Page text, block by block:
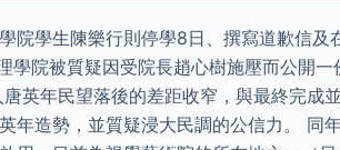
院學生陳樂行則停學8日、撰寫道歉信及
學院被質疑因受院長趙心樹施壓而公開
英年民望落後的差距收窄，與最終完成
年造勢，並質疑浸大民調的公信力。 同